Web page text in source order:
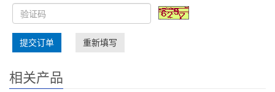
提交订单 重新填写
相关产品